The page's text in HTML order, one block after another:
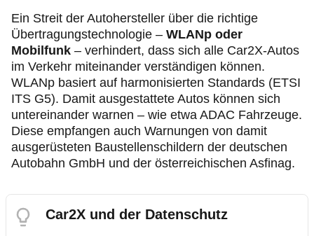
Ein Streit der Autohersteller über die richtige
Übertragungstechnologie – WLANp oder
Mobilfunk – verhindert, dass sich alle Car2X-Autos
im Verkehr miteinander verständigen können.
WLANp basiert auf harmonisierten Standards (ETSI
ITS G5). Damit ausgestattete Autos können sich
untereinander warnen – wie etwa ADAC Fahrzeuge.
Diese empfangen auch Warnungen von damit
ausgerüsteten Baustellenschildern der deutschen
Autobahn GmbH und der österreichischen Asfinag.
Car2X und der Datenschutz